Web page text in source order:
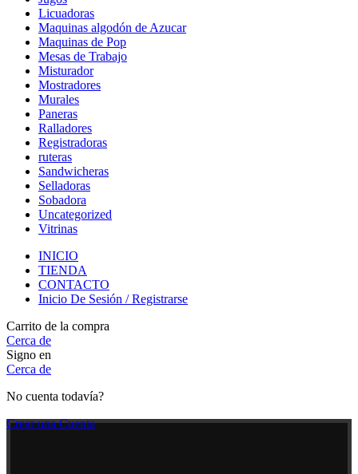
Licuadoras
Maquinas algodón de Azucar
Maquinas de Pop
Mesas de Trabajo
Misturador
Mostradores
Murales
Paneras
Ralladores
Registradoras
ruteras
Sandwicheras
Selladoras
Sobadora
Uncategorized
Vitrinas
INICIO
TIENDA
CONTACTO
Inicio De Sesión / Registrarse
Carrito de la compra
Cerca de
Signo en
Cerca de
No cuenta todavía?
Crear una Cuenta